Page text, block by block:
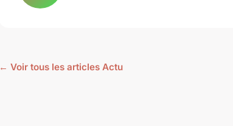
← Voir tous les articles Actu